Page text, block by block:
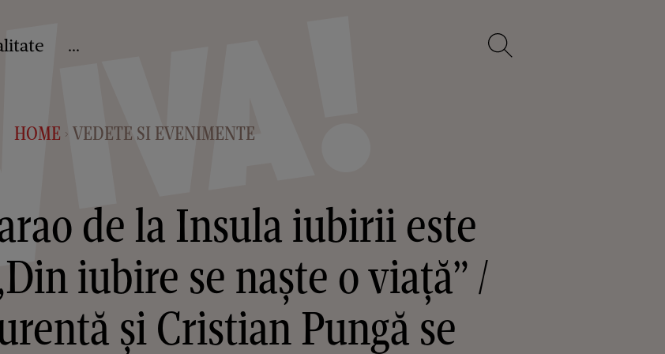
...
HOME > VEDETE SI EVENIMENTE
de la Insula iubirii este
iubire se naște o viață” /
și Cristian Pungă se